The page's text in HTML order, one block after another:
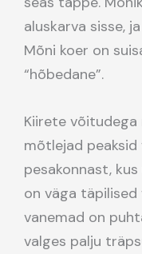
aluskarva sisse,
Mõni koer on
“hõbedane”.
Kiirete
mõtlejad
pesakonnast,
on väga täpilised
vanemad on
valges palju